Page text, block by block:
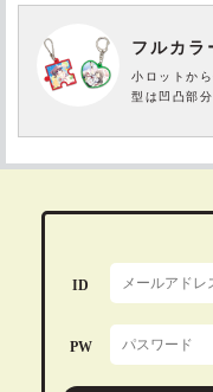
フルカラ
小ロットか
型は凹凸部
ID
PW